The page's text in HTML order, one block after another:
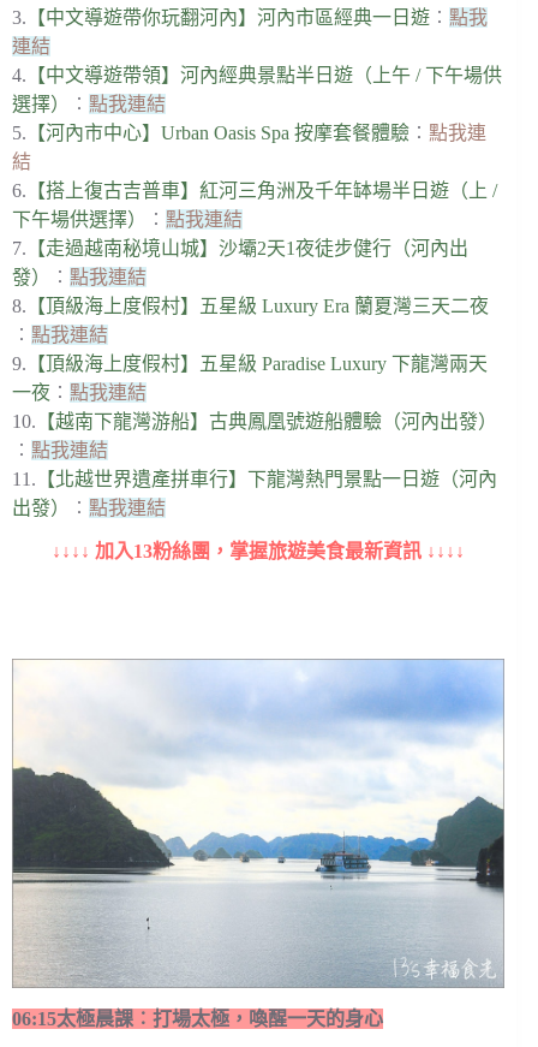
3. 【中文導遊帶你玩翻河內】河內市區經典一日遊 ︰ 點我
連結
4. 【中文導遊帶領】河內經典景點半日遊（上午 / 下午場供
選擇）
︰ 點我連結
5. 【河內市中心】Urban Oasis Spa 按摩套餐體驗 ︰ 點我連
結
6. 【搭上復古吉普車】紅河三角洲及千年缽場半日遊（上 /
下午場供選擇）
︰ 點我連結
7. 【走過越南秘境山城】沙壩2天1夜徒步健行（河內出
發）
︰ 點我連結
8. 【頂級海上度假村】五星級 Luxury Era 蘭夏灣三天二夜
︰ 點我連結
9. 【頂級海上度假村】五星級 Paradise Luxury 下龍灣兩天
一夜 ︰ 點我連結
10. 【越南下龍灣游船】古典鳳凰號遊船體驗（河內出發）
︰ 點我連結
11. 【北越世界遺產拼車行】下龍灣熱門景點一日遊（河內
出發）
︰ 點我連結
↓↓↓↓ 加入13粉絲團，掌握旅遊美食最新資訊 ↓↓↓↓
06:15太極晨課︰打場太極，喚醒一天的身心